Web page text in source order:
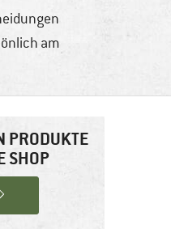
am
PRODUKTE
SHOP